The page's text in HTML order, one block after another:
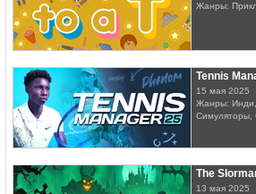
Жанры:
Tennis
15 мая 2025
Жанры:
Симуляторы,
The
13 мая 2025